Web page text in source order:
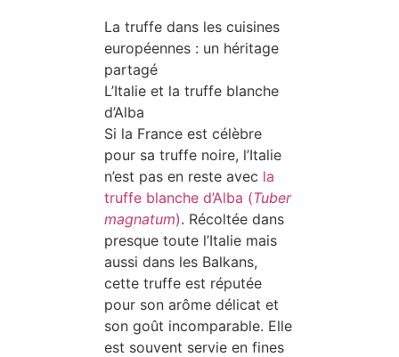
La truffe dans les cuisines
européennes : un héritage
partagé
L’Italie et la truffe blanche
d’Alba
Si la France est célèbre
pour sa truffe noire, l’Italie
n’est pas en reste avec la
truffe blanche d’Alba (Tuber
magnatum). Récoltée dans
presque toute l’Italie mais
aussi dans les Balkans,
cette truffe est réputée
pour son arôme délicat et
son goût incomparable. Elle
est souvent servie en fines